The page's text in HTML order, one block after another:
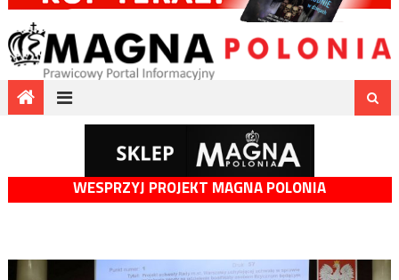
WESPRZYJ PROJEKT MAGNA POLONIA